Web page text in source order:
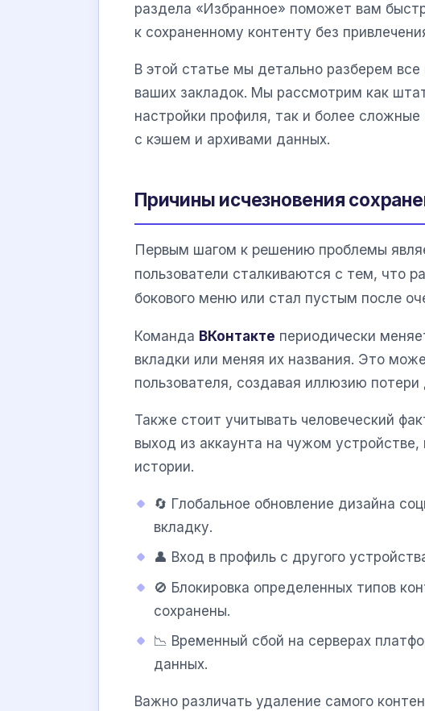
раздела «Избранное» поможет вам
к сохраненному контенту без
В этой статье мы детально разберем
ваших закладок. Мы рассмотрим как
настройки профиля, так и более
с кэшем и архивами данных.
Причины исчезновения
Первым шагом к решению проблемы
пользователи сталкиваются с тем, что
бокового меню или стал пустым после
Команда ВКонтакте периодически
вкладки или меняя их названия. Это
пользователя, создавая иллюзию потери
Также стоит учитывать человеческий
выход из аккаунта на чужом
истории.
🔄 Глобальное обновление дизайна
вкладку.
👤 Вход в профиль с другого
🚫 Блокировка определенных типов
сохранены.
📉 Временный сбой на серверах
данных.
Важно различать удаление самого